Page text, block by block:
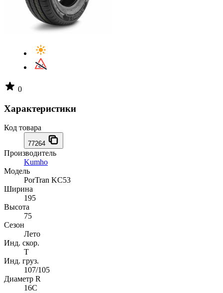
0
Характеристики
Код товара
77264
Производитель
Kumho
Модель
PorTran KC53
Ширина
195
Высота
75
Сезон
Лето
Инд. скор.
T
Инд. груз.
107/105
Диаметр R
16C